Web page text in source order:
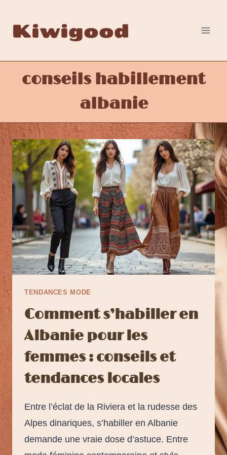
contenu
Kiwigood
conseils habillement
albanie
TENDANCES MODE
Comment s’habiller en
Albanie pour les
femmes : conseils et
tendances locales
Entre l’éclat de la Riviera et la rudesse des
Alpes dinariques, s’habiller en Albanie
demande une vraie dose d’astuce. Entre